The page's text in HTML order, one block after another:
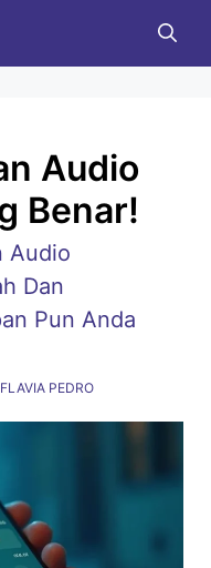
Audio
Benar!
Audio
Dan
Pun Anda
FLAVIA PEDRO